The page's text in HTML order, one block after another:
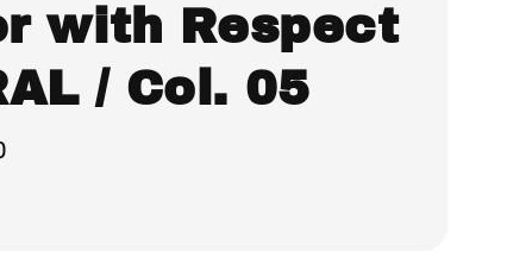
with Respect
/ Col. 05